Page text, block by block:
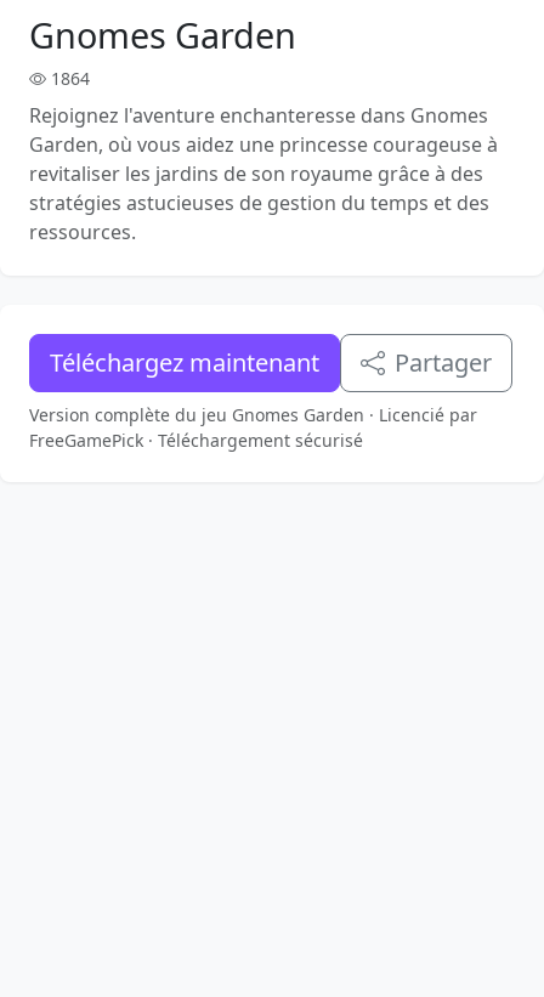
Gnomes Garden
1864
Rejoignez l'aventure enchanteresse dans Gnomes
Garden, où vous aidez une princesse courageuse à
revitaliser les jardins de son royaume grâce à des
stratégies astucieuses de gestion du temps et des
ressources.
Téléchargez maintenant Partager
Version complète du jeu Gnomes Garden · Licencié par
FreeGamePick · Téléchargement sécurisé